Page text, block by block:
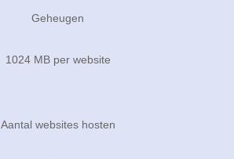
Geheugen
1024 MB per website
Aantal websites hosten